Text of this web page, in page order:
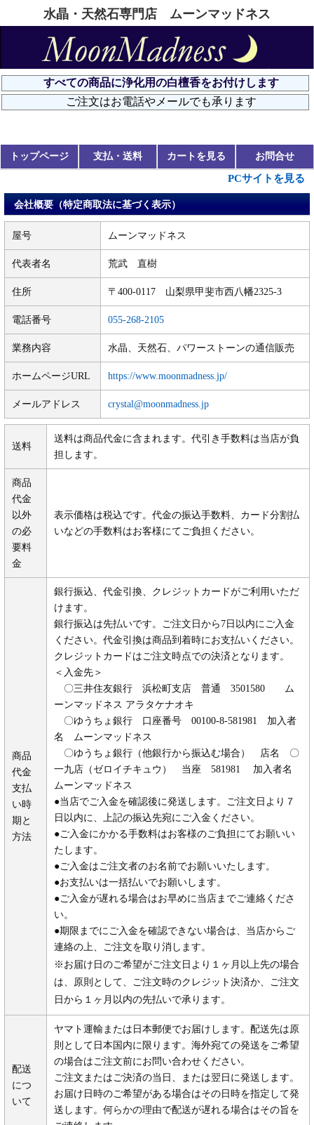
水晶・天然石専門店 ムーンマッドネス
トップページ 支払・送料 カートを見る お問合せ
PCサイトを見る
会社概要（特定商取法に基づく表示）
屋号 ムーンマッドネス
代表者名 荒武 直樹
住所 〒400-0117 山梨県甲斐市西八幡2325-3
電話番号 055-268-2105
業務内容 水晶、天然石、パワーストーンの通信販売
ホームページURL https://www.moonmadness.jp/
メールアドレス crystal@moonmadness.jp
送料
送料は商品代金に含まれます。代引き手数料は当店が負
担します。
商品
代金
以外
の必
要料
金
表示価格は税込です。代金の振込手数料、カード分割払
いなどの手数料はお客様にてご負担ください。
商品
代金
支払
い時
期と
方法
銀行振込、代金引換、クレジットカードがご利用いただ
けます。
銀行振込は先払いです。ご注文日から7日以内にご入金
ください。代金引換は商品到着時にお支払いください。
クレジットカードはご注文時点での決済となります。
＜入金先＞
〇三井住友銀行 浜松町支店 普通 3501580 ム
ーンマッドネス アラタケナオキ
〇ゆうちょ銀行 口座番号 00100-8-581981 加入者
名 ムーンマッドネス
〇ゆうちょ銀行（他銀行から振込む場合） 店名 〇
一九店（ゼロイチキュウ） 当座 581981 加入者名
ムーンマッドネス
●当店でご入金を確認後に発送します。ご注文日より７
日以内に、上記の振込先宛にご入金ください。
●ご入金にかかる手数料はお客様のご負担にてお願いい
たします。
●ご入金はご注文者のお名前でお願いいたします。
●お支払いは一括払いでお願いします。
●ご入金が遅れる場合はお早めに当店までご連絡くださ
い。
●期限までにご入金を確認できない場合は、当店からご
連絡の上、ご注文を取り消します。
※お届け日のご希望がご注文日より１ヶ月以上先の場合
は、原則として、ご注文時のクレジット決済か、ご注文
日から１ヶ月以内の先払いで承ります。
配送
につ
いて
ヤマト運輸または日本郵便でお届けします。配送先は原
則として日本国内に限ります。海外宛ての発送をご希望
の場合はご注文前にお問い合わせください。
ご注文またはご決済の当日、または翌日に発送します。
お届け日時のご希望がある場合はその日時を指定して発
送します。何らかの理由で配送が遅れる場合はその旨を